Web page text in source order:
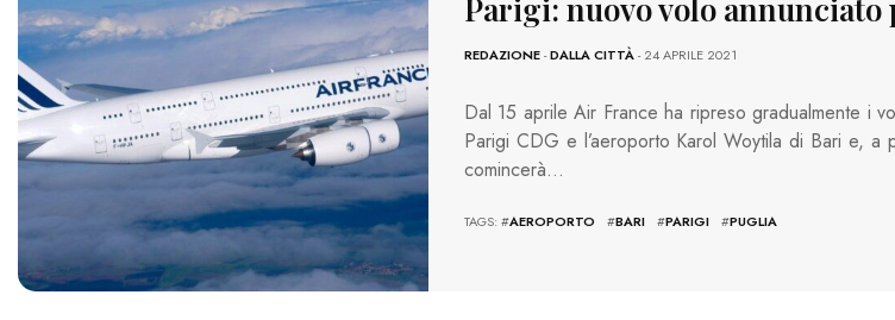
Parigi: nuovo volo annunciato
REDAZIONE-DALLA CITTÀ- 24 APRILE 2021
Dal 15 aprile Air France ha ripreso gradualmente i
Parigi CDG e l’aeroporto Karol Woytila di Bari e, a
comincerà…
TAGS: #AEROPORTO #BARI #PARIGI #PUGLIA